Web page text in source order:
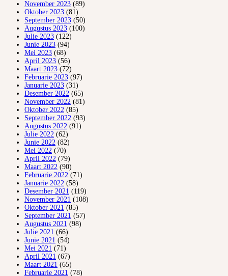
November 2023 (89)
Oktober 2023 (81)
September 2023 (50)
Augustus 2023 (100)
Julie 2023 (122)
Junie 2023 (94)
Mei 2023 (68)
April 2023 (56)
Maart 2023 (72)
Februarie 2023 (97)
Januarie 2023 (31)
Desember 2022 (65)
November 2022 (81)
Oktober 2022 (85)
September 2022 (93)
Augustus 2022 (91)
Julie 2022 (62)
Junie 2022 (82)
Mei 2022 (70)
April 2022 (79)
Maart 2022 (90)
Februarie 2022 (71)
Januarie 2022 (58)
Desember 2021 (119)
November 2021 (108)
Oktober 2021 (85)
September 2021 (57)
Augustus 2021 (98)
Julie 2021 (66)
Junie 2021 (54)
Mei 2021 (71)
April 2021 (67)
Maart 2021 (65)
Februarie 2021 (78)